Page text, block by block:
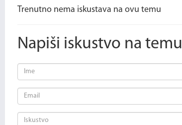
Trenutno nema iskustava na ovu temu
Napiši iskustvo na temu